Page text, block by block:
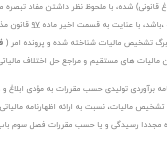
قانونی) شده، با ملحوظ نظر داشتن مفاد تبصره
،باشد، با عنایت به قسمت اخیر ماده ۹۷ قانون
تشخیص مالیات شناخته شده و پرونده امر (
مالیات های مستقیم و مراجع حل اختلاف
برآوردی تولیدی حسب مقررات به مؤدی
مالیات، نسبت به ارائه اظهارنامه
مجددا رسیدگی و یا حسب مقررات فصل سوم